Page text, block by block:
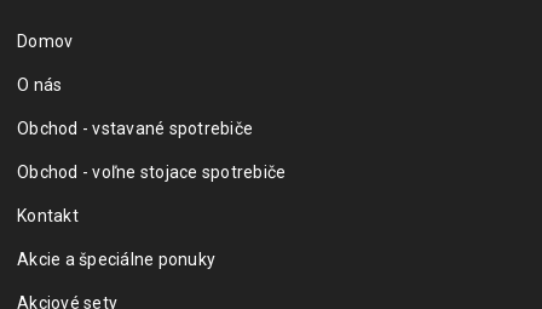
Domov
O nás
Obchod - vstavané spotrebiče
Obchod - voľne stojace spotrebiče
Kontakt
Akcie a špeciálne ponuky
Akciové sety